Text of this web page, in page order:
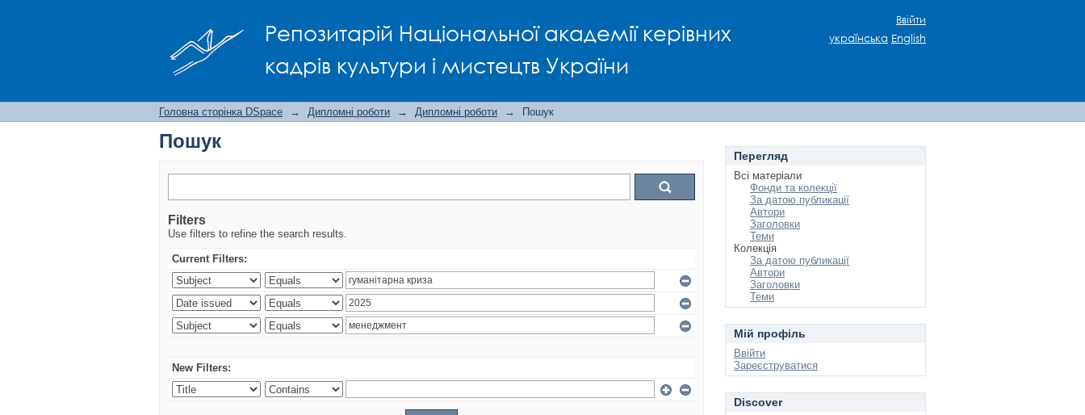
Репозитарій Національної академії керівних
кадрів культури і мистецтв України
Ввійти
українська English
Головна сторінка DSpace → Дипломні роботи → Дипломні роботи → Пошук
Пошук
Filters
Use filters to refine the search results.
Current Filters:
New Filters:
Перегляд
Всі матеріали
Фонди та колекції
За датою публикації
Автори
Заголовки
Теми
Колекція
За датою публикації
Автори
Заголовки
Теми
Мій профіль
Ввійти
Зареєструватися
Discover